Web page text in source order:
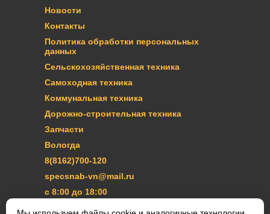
Новости
Контакты
Политика обработки персональных
данных
Сельскохозяйственная техника
Самоходная техника
Коммунальная техника
Дорожно-строительная техника
Запчасти
Вологда
8(8162)700-120
specsnab-vn@mail.ru
с 8:00 до 18:00